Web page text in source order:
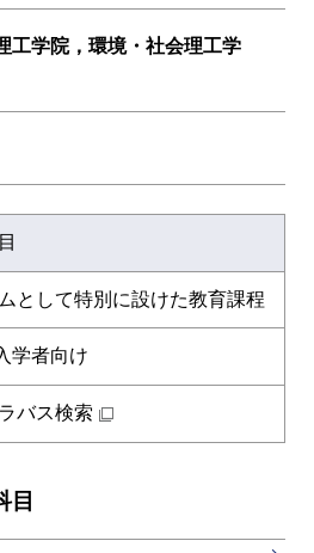
門科目
セス科目
科目
門科目
セス科目
科目
セス科目
科目
学系
門科目
科目
工学院，環境・社会理工学
物質理工学院，環境・社会
科目
語科目
プレナーシップ科目
として特別に設けた教育課程
学者向け
バス検索
目